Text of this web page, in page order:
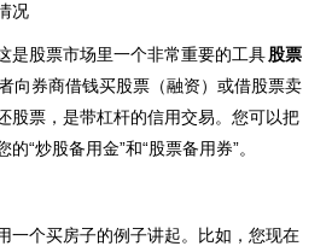
况
是股票市场里一个非常重要的工具股票
向券商借钱买股票（融资）或借股票卖
股票，是带杠杆的信用交易。您可以把
“炒股备用金”和“股票备用券”。
一个买房子的例子讲起。比如，您现在